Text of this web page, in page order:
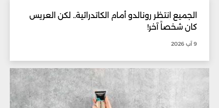
الجميع انتظر رونالدو أمام الكاتدرائية.. لكن العريس
كان شخصاً آخر!
9 آب 2026